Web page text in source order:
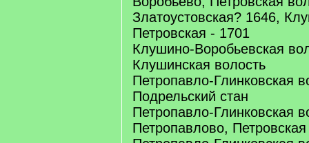
Златоустовская? 1646,
Петровская - 1701
Клушино-Воробьевская
Клушинская волость
Петропавло-Глинковская
Подрельский стан
Петропавло-Глинковская
Петропавлово,